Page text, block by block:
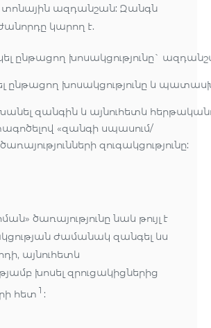
տոնային ազդանշան: Զանգն
կարող է.
ընթացող խոսակցությունը`
ընթացող խոսակցությունը և
զանգին և այնուհետև
«զանգի սպասում/
զուգակցությունը:
ծառայությունը նաև թույլ է
ժամանակ զանգել ևս
այնուհետև
խոսել զրուցակիցներից
հետ 1 :